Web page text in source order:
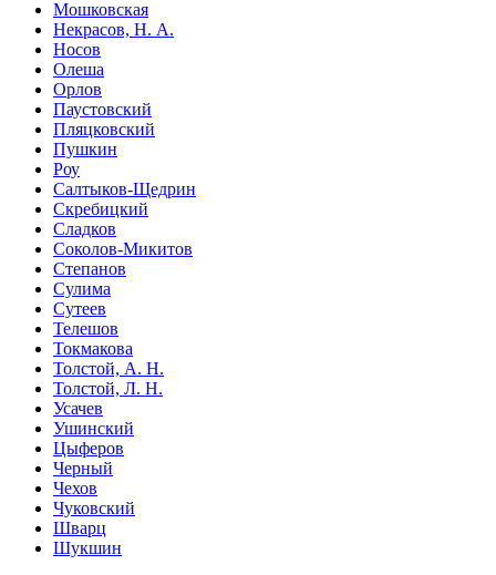
Мошковская
Некрасов, Н. А.
Носов
Олеша
Орлов
Паустовский
Пляцковский
Пушкин
Роу
Салтыков-Щедрин
Скребицкий
Сладков
Соколов-Микитов
Степанов
Сулима
Сутеев
Телешов
Токмакова
Толстой, А. Н.
Толстой, Л. Н.
Усачев
Ушинский
Цыферов
Черный
Чехов
Чуковский
Шварц
Шукшин